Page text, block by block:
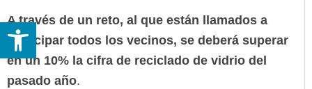
A través de un reto, al que están llamados a
participar todos los vecinos, se deberá superar
en un 10% la cifra de reciclado de vidrio del
pasado año.
Abrir barra de herramientas